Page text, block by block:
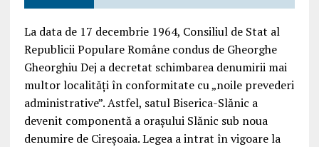
La data de 17 decembrie 1964, Consiliul de Stat al
Republicii Populare Române condus de Gheorghe
Gheorghiu Dej a decretat schimbarea denumirii mai
multor localități în conformitate cu „noile prevederi
administrative”. Astfel, satul Biserica-Slănic a
devenit componentă a orașului Slănic sub noua
denumire de Cireșoaia. Legea a intrat în vigoare la